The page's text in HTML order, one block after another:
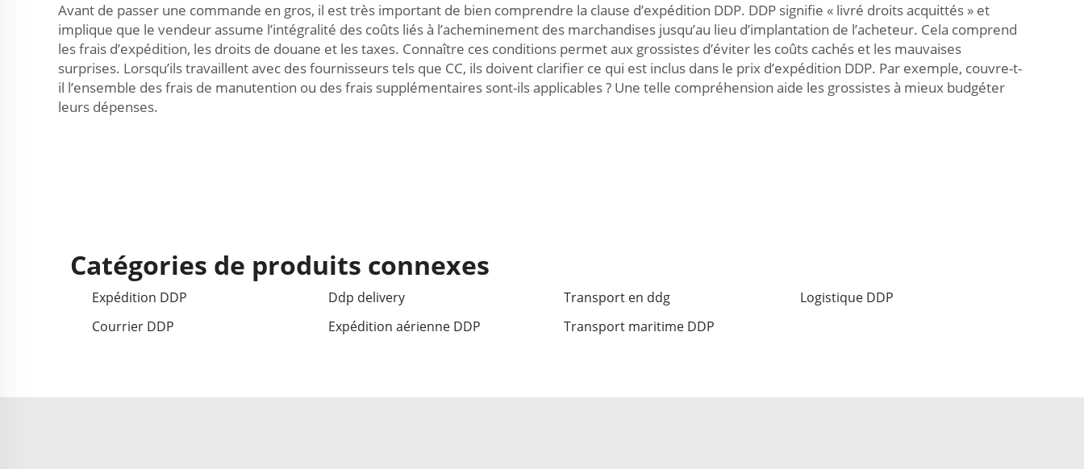
Avant de passer une commande en gros, il est très important de bien comprendre la clause d’expédition DDP. DDP signifie « livré droits acquittés » et
implique que le vendeur assume l’intégralité des coûts liés à l’acheminement des marchandises jusqu’au lieu d’implantation de l’acheteur. Cela comprend
les frais d’expédition, les droits de douane et les taxes. Connaître ces conditions permet aux grossistes d’éviter les coûts cachés et les mauvaises
surprises. Lorsqu’ils travaillent avec des fournisseurs tels que CC, ils doivent clarifier ce qui est inclus dans le prix d’expédition DDP. Par exemple, couvre-t-
il l’ensemble des frais de manutention ou des frais supplémentaires sont-ils applicables ? Une telle compréhension aide les grossistes à mieux budgéter
leurs dépenses.
Catégories de produits connexes
Expédition DDP Ddp delivery Transport en ddg
Logistique DDP
Courrier DDP
Expédition aérienne DDP Transport maritime DDP